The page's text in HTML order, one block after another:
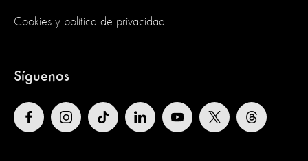
Cookies y política de privacidad
Síguenos